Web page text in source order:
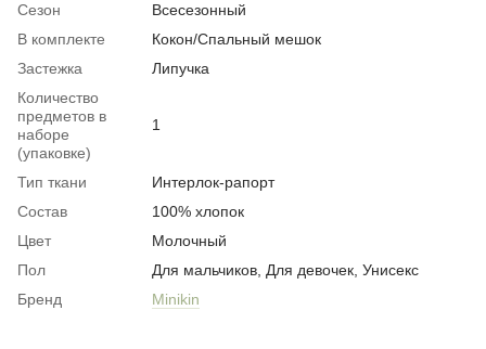
Сезон
Всесезонный
В комплекте
Кокон/Спальный мешок
Застежка
Липучка
Количество
предметов в
наборе
(упаковке)
1
Тип ткани
Интерлок-рапорт
Состав
100% хлопок
Цвет
Молочный
Пол
Для мальчиков, Для девочек, Унисекс
Бренд
Minikin